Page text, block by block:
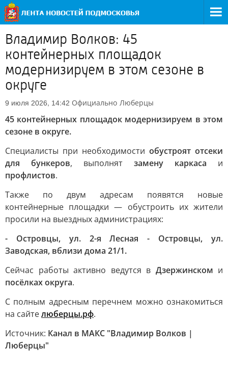
Владимир Волков: 45
контейнерных площадок
модернизируем в этом сезоне в
округе
9 июля 2026, 14:42 Официально Люберцы
45 контейнерных площадок модернизируем в этом
сезоне в округе.
Специалисты при необходимости обустроят отсеки
для бункеров, выполнят замену каркаса и
профлистов.
Также по двум адресам появятся новые
контейнерные площадки — обустроить их жители
просили на выездных администрациях:
- Островцы, ул. 2-я Лесная - Островцы, ул.
Заводская, вблизи дома 21/1.
Сейчас работы активно ведутся в Дзержинском и
посёлках округа.
С полным адресным перечнем можно ознакомиться
на сайтелюберцы.рф.
Источник: Канал в МАКС "Владимир Волков |
Люберцы"